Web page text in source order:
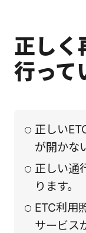
正しく
行って
正しい
が開かな
正しい通
ります。
ETC利用
サービス